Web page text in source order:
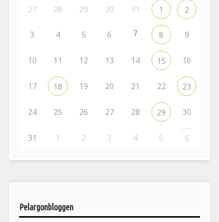
27 28 29 30 31 1 2
3 4 5 6 7 8 9
10 11 12 13 14 15 16
17 18 19 20 21 22 23
24 25 26 27 28 29 30
31 1 2 3 4 5 6
Pelargonbloggen